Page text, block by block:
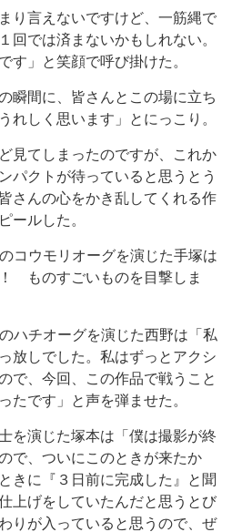
り言えないですけど、一筋縄で
回では済まないかもしれない。
す」と笑顔で呼び掛けた。
瞬間に、皆さんとこの場に立ち
れしく思います」とにっこり。
見てしまったのですが、これか
パクトが待っていると思うとう
さんの心をかき乱してくれる作
ールした。
コウモリオーグを演じた手塚は
ものすごいものを目撃しま
ハチオーグを演じた西野は「私
放しでした。私はずっとアクシ
で、今回、この作品で戦うこと
たです」と声を弾ませた。
を演じた塚本は「僕は撮影が終
で、ついにこのときが来たか
きに『３日前に完成した』と聞
上げをしていたんだと思うとび
りが入っていると思うので、ぜ